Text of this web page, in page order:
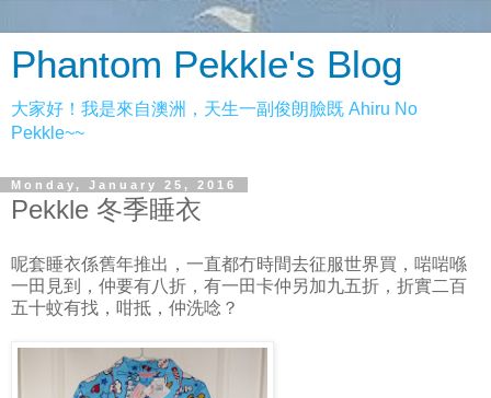
Phantom Pekkle's Blog
大家好！我是來自澳洲，天生一副俊朗臉既 Ahiru No
Pekkle~~
Monday, January 25, 2016
Pekkle 冬季睡衣
呢套睡衣係舊年推出，一直都冇時間去征服世界買，啱啱喺
一田見到，仲要有八折，有一田卡仲另加九五折，折實二百
五十蚊有找，咁抵，仲洗唸？